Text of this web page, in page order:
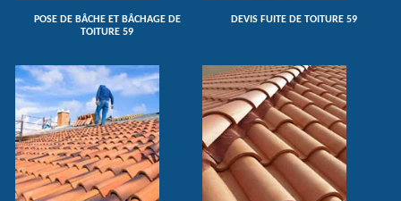
POSE DE BÂCHE ET BÂCHAGE DE
TOITURE 59
DEVIS FUITE DE TOITURE 59